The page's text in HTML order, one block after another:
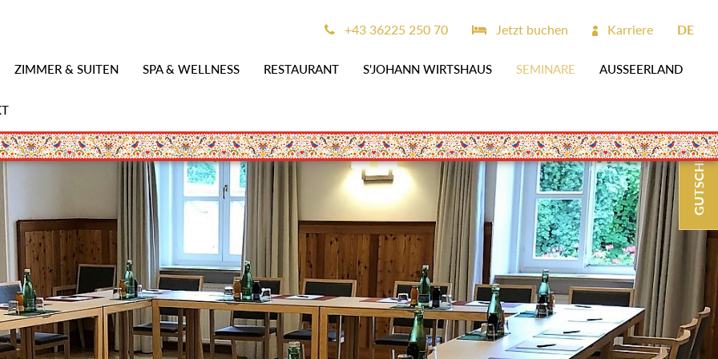
ZIMMER & SUITEN SPA & WELLNESS RESTAURANT S'JOHANN WIRTSHAUS SEMINARE AUSSEERLAND
+43 36225 250 70 Jetzt buchen Karriere DE
GUTSCHEINE